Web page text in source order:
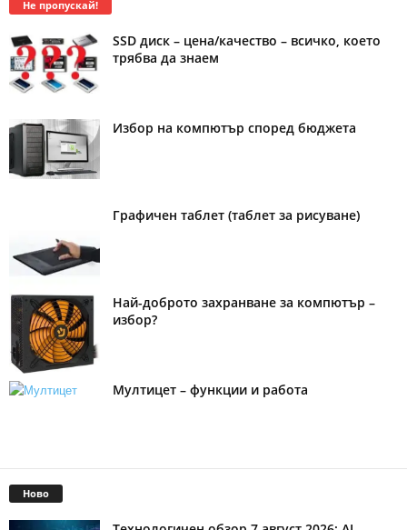
Не пропускай!
SSD диск – цена/качество – всичко, което
трябва да знаем
Избор на компютър според бюджета
Графичен таблет (таблет за рисуване)
Най-доброто захранване за компютър –
избор?
Мултицет – функции и работа
Ново